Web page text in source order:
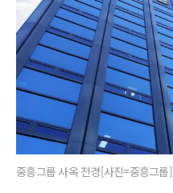
중흥그룹 사옥 전경[사진=중흥그룹]